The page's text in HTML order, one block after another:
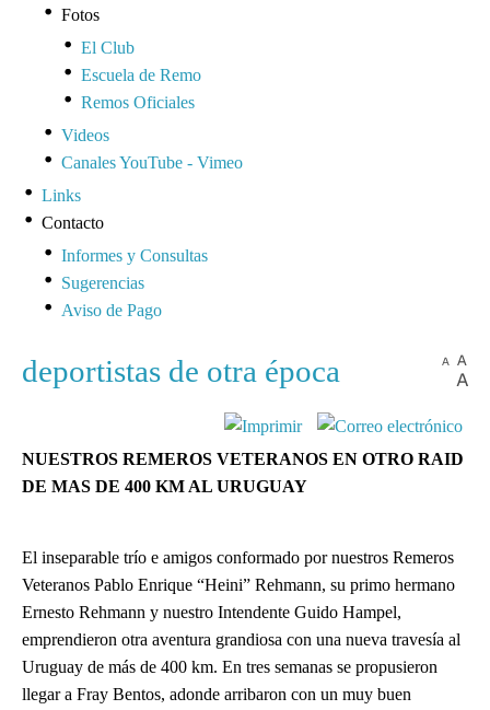
Fotos
El Club
Escuela de Remo
Remos Oficiales
Videos
Canales YouTube - Vimeo
Links
Contacto
Informes y Consultas
Sugerencias
Aviso de Pago
deportistas de otra época
NUESTROS REMEROS VETERANOS EN OTRO RAID
DE MAS DE 400 KM AL URUGUAY
El inseparable trío e amigos conformado por nuestros Remeros
Veteranos Pablo Enrique “Heini” Rehmann, su primo hermano
Ernesto Rehmann y nuestro Intendente Guido Hampel,
emprendieron otra aventura grandiosa con una nueva travesía al
Uruguay de más de 400 km. En tres semanas se propusieron
llegar a Fray Bentos, adonde arribaron con un muy buen